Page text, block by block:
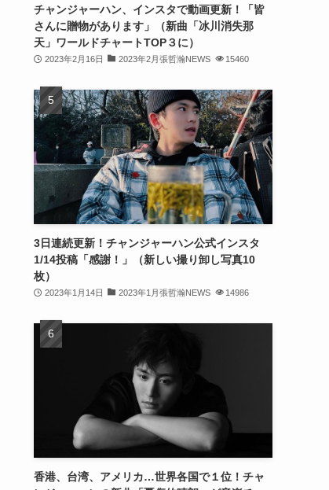
(31)
(28)
(32)
(31)
(30)
(32)
(30)
(32)
(32)
(26)
(23)
(13)
(8)
チャンジャーハン、インスタで動画更新！「皆
さんに贈物があります」（新曲「冰川消失那
天」ワールドチャートTOP３に）
2023年2月16日 2023年2月張哲瀚NEWS 15460
3日連続更新！チャンジャーハン公式インスタ
1/14投稿「感謝！」（新しい撮り卸し写真10
枚）
2023年1月14日 2023年1月張哲瀚NEWS 14986
香港、台湾、アメリカ…世界各国で１位！チャ